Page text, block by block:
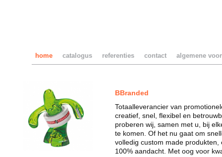
home catalogus referenties contact algemene
BBranded
Totaalleverancier van
creatief, snel, flexibel en
proberen wij, samen met u, bij
te komen. Of het nu gaat om
volledig custom made
100% aandacht. Met oog voor